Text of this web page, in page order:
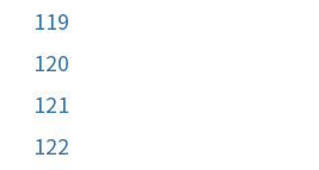
119
120
121
122